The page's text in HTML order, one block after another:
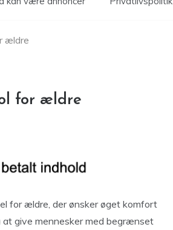
ældre
for ældre
for ældre, der ønsker øget komfort
at give mennesker med begrænset